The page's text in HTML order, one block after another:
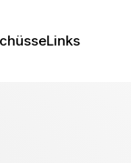
Links